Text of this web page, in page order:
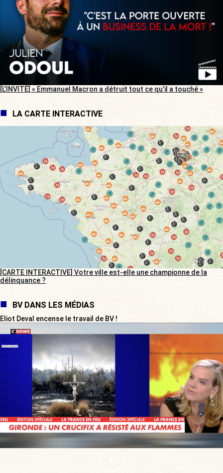
[L’INVITÉ] « Emmanuel Macron a détruit tout ce qu’il a touché »
LA CARTE INTERACTIVE
[CARTE INTERACTIVE] Votre ville est-elle une championne de la
délinquance ?
BV DANS LES MÉDIAS
Eliot Deval encense le travail de BV !